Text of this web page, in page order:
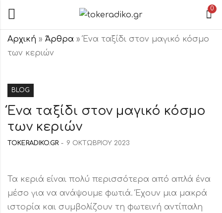
0
Αρχική » Άρθρα »Ένα ταξίδι στον μαγικό κόσμο
των κεριών
BLOG
Ένα ταξίδι στον μαγικό κόσμο
των κεριών
TOKERADIKO.GR 9 ΟΚΤΩΒΡΊΟΥ 2023
Τα κεριά είναι πολύ περισσότερα από απλά ένα
μέσο για να ανάψουμε φωτιά. Έχουν μια μακρά
ιστορία και συμβολίζουν τη φωτεινή αντίπαλη